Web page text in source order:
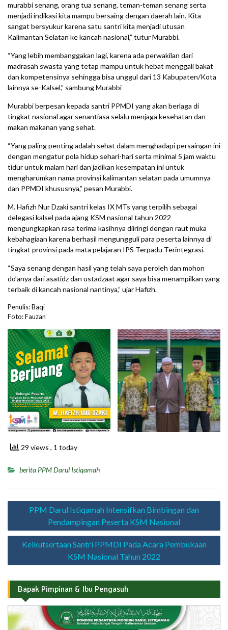
murabbi senang, orang tua senang, teman-teman senang serta
menjadi indikasi kita mampu bersaing dengan daerah lain. Kita
sangat bersyukur karena satu santri kita menjadi utusan
Kalimantan Selatan ke kancah nasional,” tutur Murabbi.
“Yang lebih membanggakan lagi, karena ada perwakilan dari
madrasah swasta yang tetap mampu untuk hebat menggali bakat
dan kompetensinya sehingga bisa unggul dari 13 Kabupaten/Kota
lainnya se-Kalsel,” sambung Murabbi
Murabbi berpesan kepada santri PPMDI yang akan berlaga di
tingkat nasional agar senantiasa selalu menjaga kesehatan dan
makan makanan yang sehat.
“Yang paling penting adalah sehat dalam menghadapi persaingan ini
dengan mengatur pola hidup sehari-hari serta minimal 5 jam waktu
tidur untuk malam hari dan jadikan kesempatan ini untuk
mengharumkan nama provinsi kalimantan selatan pada umumnya
dan PPMDI khususnya,” pesan Murabbi.
M. Hafizh Nur Dzaki santri kelas IX MTs yang terpilih sebagai
delegasi kalsel pada ajang KSM nasional tahun 2022
mengungkapkan rasa terima kasihnya diiringi dengan raut muka
kebahagiaan karena berhasil mengungguli para peserta lainnya di
tingkat provinsi pada mata pelajaran IPS Terpadu Terintegrasi.
“Saya senang dengan hasil yang telah saya peroleh dan mohon
do’anya dari asatidz dan ustadzaat agar saya bisa menampilkan yang
terbaik di kancah nasional nantinya,” ujar Hafizh.
Penulis: Baqi
Foto: Fauzan
29 views , 1 today
berita PPM Darul Istiqamah
Navigasi
PPM Darul Istiqamah Intensifkan Bimbingan dan
Pendampingan Peserta KSM Nasional
Keikutsertaan Santri PPMDI Pada Acara Pembukaan
KSM Nasional Tahun 2022
Bapak Pimpinan & Ibu Pengasuh